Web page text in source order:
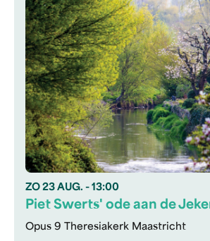
ZO 23 AUG. - 13:00
Opus 9 Theresiakerk Maastricht
Piet Swerts' ode aan de